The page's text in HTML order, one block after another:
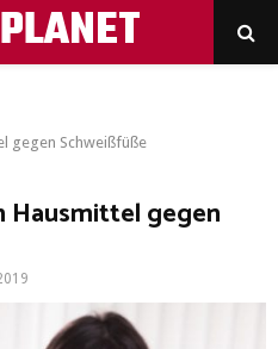
gegen Schweißfüße
Hausmittel gegen